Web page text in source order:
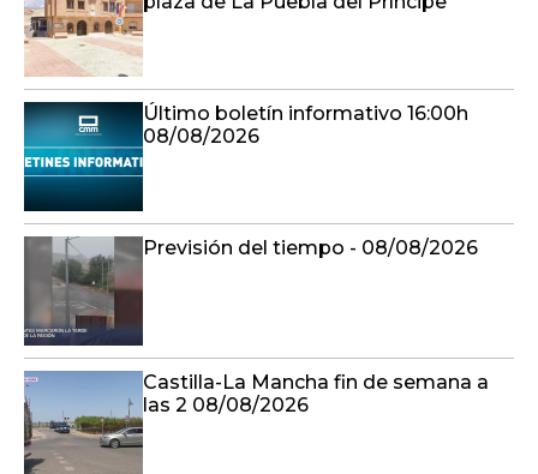
Último boletín informativo 16:00h
08/08/2026
Previsión del tiempo - 08/08/2026
Castilla-La Mancha fin de semana a
las 2 08/08/2026